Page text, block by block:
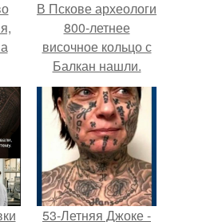
В Пскове археологи
800-летнее
височное кольцо с
Балкан нашли.
53-Летняя Джоке -